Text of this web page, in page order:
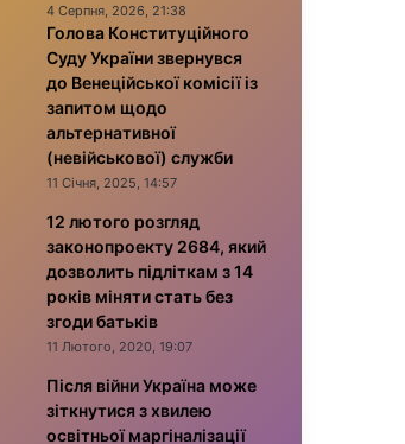
4 Серпня, 2026, 21:38
Голова Конституційного
Суду України звернувся
до Венеційської комісії із
запитом щодо
альтернативної
(невійськової) служби
11 Січня, 2025, 14:57
12 лютого розгляд
законопроекту 2684, який
дозволить підліткам з 14
років міняти стать без
згоди батьків
11 Лютого, 2020, 19:07
Після війни Україна може
зіткнутися з хвилею
освітньої маргіналізації